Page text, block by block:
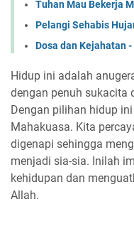
Tuhan Mau Bekerja
Pelangi Sehabis
Dosa dan Kejahatan
Hidup ini adalah
dengan penuh sukacita
Dengan pilihan hidup
Mahakuasa. Kita
digenapi sehingga
menjadi sia-sia. Inilah
kehidupan dan
Allah.